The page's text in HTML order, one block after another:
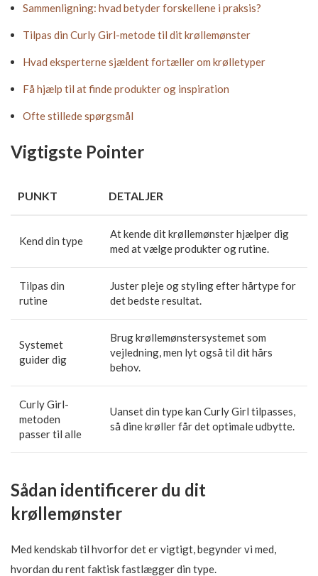
Sammenligning: hvad betyder forskellene i praksis?
Tilpas din Curly Girl-metode til dit krøllemønster
Hvad eksperterne sjældent fortæller om krølletyper
Få hjælp til at finde produkter og inspiration
Ofte stillede spørgsmål
Vigtigste Pointer
PUNKT DETALJER
Kend din type
At kende dit krøllemønster hjælper dig
med at vælge produkter og rutine.
Tilpas din
rutine
Juster pleje og styling efter hårtype for
det bedste resultat.
Systemet
guider dig
Brug krøllemønstersystemet som
vejledning, men lyt også til dit hårs
behov.
Curly Girl-
metoden
passer til alle
Uanset din type kan Curly Girl tilpasses,
så dine krøller får det optimale udbytte.
Sådan identificerer du dit
krøllemønster
Med kendskab til hvorfor det er vigtigt, begynder vi med,
hvordan du rent faktisk fastlægger din type.